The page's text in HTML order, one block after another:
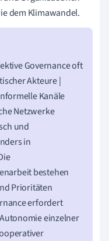
dem Klimawandel.
Governance oft
Akteure |
Kanäle
Netzwerke
und
in
bestehen
Prioritäten
erfordert
einzelner